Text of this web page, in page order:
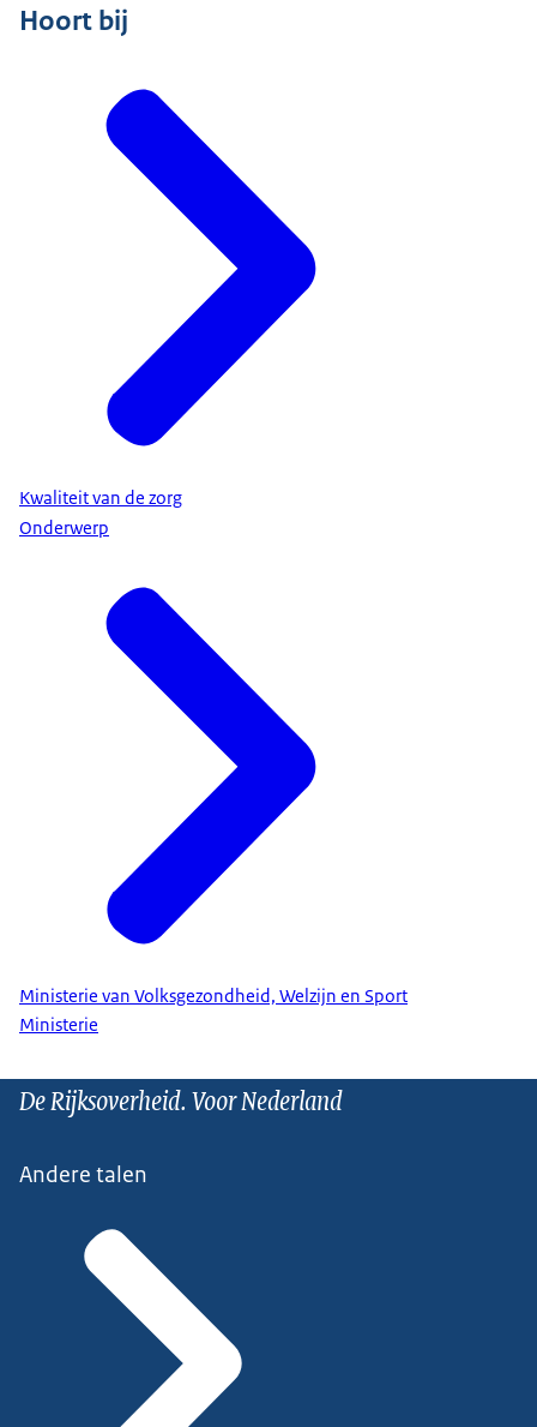
Hoort bij
Kwaliteit van de zorg
Onderwerp
Ministerie van Volksgezondheid, Welzijn en Sport
Ministerie
De Rijksoverheid. Voor Nederland
Andere talen